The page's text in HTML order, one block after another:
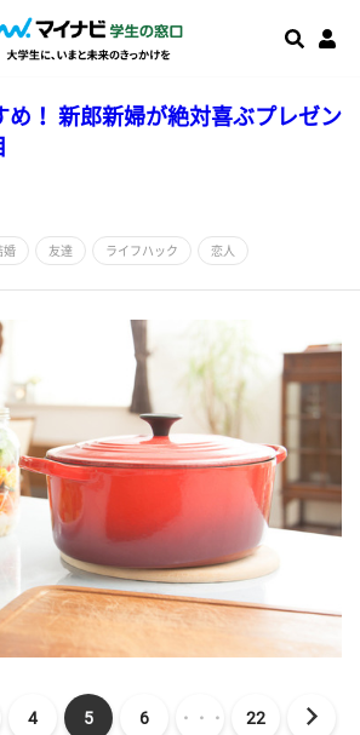
め！ 新郎新婦が絶対喜ぶプレゼン
婚 友達 ライフハック 恋人
4 5 6 ・・・ 22